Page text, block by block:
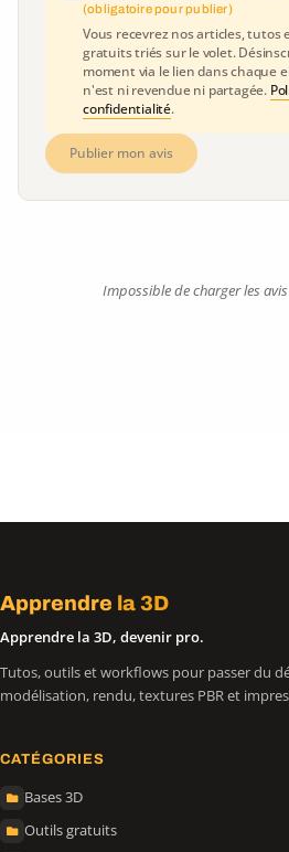
(obligatoire pour publier)
Vous recevrez nos articles, tutos
gratuits triés sur le volet.
moment via le lien dans chaque
n'est ni revendue ni partagée.
confidentialité.
Publier mon avis
Impossible de charger les
Apprendre la 3D
Apprendre la 3D, devenir pro.
Tutos, outils et workflows pour passer du
modélisation, rendu, textures PBR et
CATÉGORIES
Bases 3D
Outils gratuits